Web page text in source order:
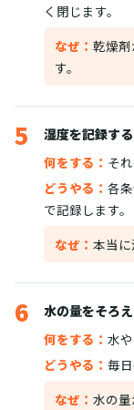
く閉じます。
なぜ： 乾燥
す。
5
湿度を記録する
何をする： そ
どうやる： 各
で記録します。
なぜ： 本当に
6
水の量をそろ
何をする： 水
どうやる： 毎
なぜ： 水の